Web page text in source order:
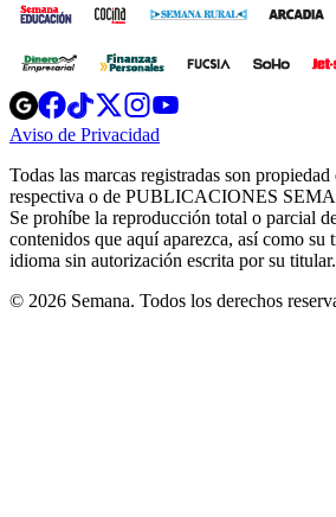
Opens
in
new
Opens
in
new
Opens
in
new
window
Opens
new
windowwindow
Aviso de Privacidad
new
window
Todas las marcas registradas son
respectiva o de PUBLICACIONES
Se prohíbe la reproducción total o parcial
contenidos que aquí aparezca, así como su
idioma sin autorización escrita por su titular.
© 2026 Semana. Todos los derechos